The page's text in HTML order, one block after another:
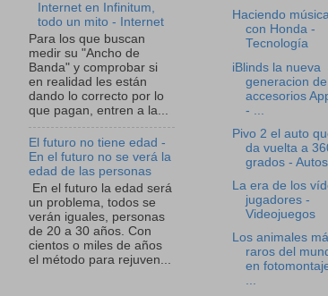
Internet en Infinitum,
todo un mito - Internet
Para los que buscan
medir su "Ancho de
Banda" y comprobar si
en realidad les están
dando lo correcto por lo
que pagan, entren a la...
El futuro no tiene edad -
En el futuro no se verá la
edad de las personas
En el futuro la edad será
un problema, todos se
verán iguales, personas
de 20 a 30 años. Con
cientos o miles de años
el método para rejuven...
Haciendo
con Honda -
Tecnología
iBlinds la nueva
generacion de
accesorios
- ...
Pivo 2 el auto
da vuelta a
grados - Autos
La era de los
jugadores -
Videojuegos
Los animales
raros del
en